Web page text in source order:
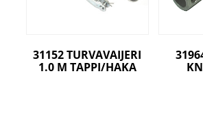
31152 TURVAVAIJERI
1.0 M TAPPI/HAKA